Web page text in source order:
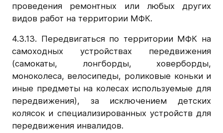
проведения ремонтных или любых других
видов работ на территории МФК.
4.3.13. Передвигаться по территории МФК на
самоходных устройствах передвижения
(самокаты, лонгборды, ховерборды,
моноколеса, велосипеды, роликовые коньки и
иные предметы на колесах используемые для
передвижения), за исключением детских
колясок и специализированных устройств для
передвижения инвалидов.